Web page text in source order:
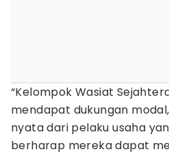
“Kelompok Wasiat
mendapat dukungan
nyata dari pelaku usaha
berharap mereka dapat